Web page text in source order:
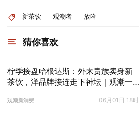
新茶饮 观潮者 放哈
猜你喜欢
柠季接盘哈根达斯：外来贵族卖身新
茶饮，洋品牌接连走下神坛｜观潮一
观潮新消费 06月01日 18时